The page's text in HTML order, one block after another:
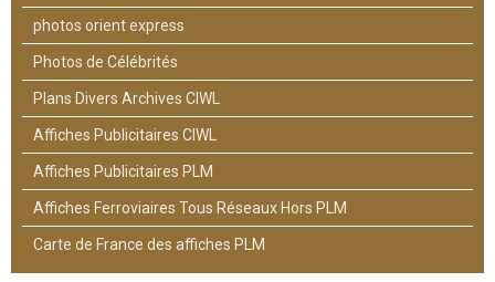
photos orient express
Photos de Célébrités
Plans Divers Archives CIWL
Affiches Publicitaires CIWL
Affiches Publicitaires PLM
Affiches Ferroviaires Tous Réseaux Hors PLM
Carte de France des affiches PLM